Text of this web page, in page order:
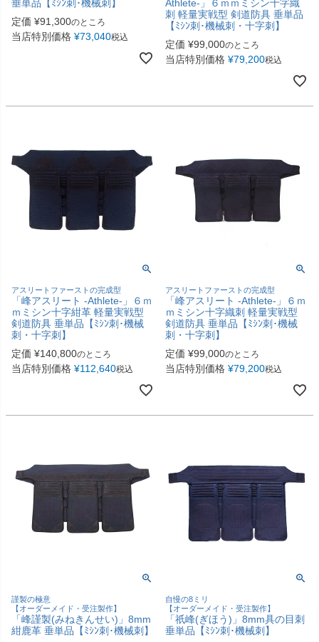
垂単品【ﾐｼﾝ刺･機械刺】
定価 ¥91,300のところ
当店特別価格 ¥73,040税込
Athlete-」６ｍｍミシン十字織
刺 軽量実戦型 剣道防具 垂単品
【ﾐｼﾝ刺･機械刺・十字刺】
定価 ¥99,000のところ
当店特別価格 ¥79,200税込
アスリートファーストの完成型
「峰アスリート -Athlete-」６ｍ
ｍミシン十字紺革 軽量実戦型
剣道防具 垂単品【ﾐｼﾝ刺･機械
刺・十字刺】
定価 ¥140,800のところ
当店特別価格 ¥112,640税込
アスリートファーストの完成型
「峰アスリート -Athlete-」６ｍ
ｍミシン十字織刺 軽量実戦型
剣道防具 垂単品【ﾐｼﾝ刺･機械
刺・十字刺】
定価 ¥99,000のところ
当店特別価格 ¥79,200税込
謹製の極意
【オーダーメイド・受注製作】
「峰謹製(みねきんせい)」8mm
紺鹿革 垂単品【ﾐｼﾝ刺･機械刺】
自慢の8ミリ
【オーダーメイド・受注製作】
「祇峰(ぎほう)」8mm具の目刺
垂単品【ﾐｼﾝ刺･機械刺】